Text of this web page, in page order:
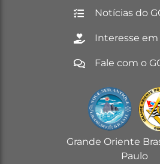
Notícias do
Interesse
Fale com o
Grande Oriente
Paulo